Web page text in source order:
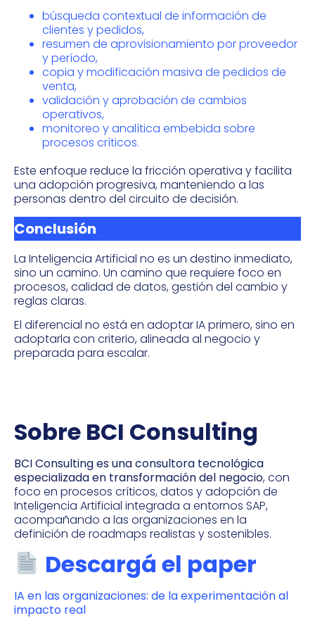
búsqueda contextual de información de
clientes y pedidos,
resumen de aprovisionamiento por proveedor
y período,
copia y modificación masiva de pedidos de
venta,
validación y aprobación de cambios
operativos,
monitoreo y analítica embebida sobre
procesos críticos.
Este enfoque reduce la fricción operativa y facilita
una adopción progresiva, manteniendo a las
personas dentro del circuito de decisión.
Conclusión
La Inteligencia Artificial no es un destino inmediato,
sino un camino. Un camino que requiere foco en
procesos, calidad de datos, gestión del cambio y
reglas claras.
El diferencial no está en adoptar IA primero, sino en
adoptarla con criterio, alineada al negocio y
preparada para escalar.
Sobre BCI Consulting
BCI Consulting es una consultora tecnológica
especializada en transformación del negocio, con
foco en procesos críticos, datos y adopción de
Inteligencia Artificial integrada a entornos SAP,
acompañando a las organizaciones en la
definición de roadmaps realistas y sostenibles.
Descargá el paper
IA en las organizaciones: de la experimentación al
impacto real